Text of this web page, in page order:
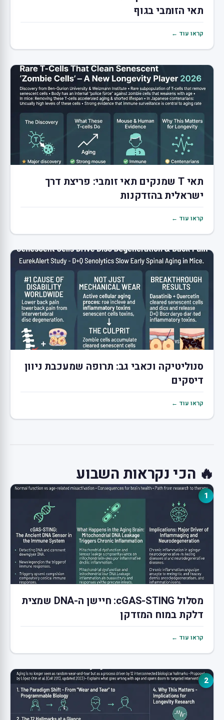
תאי הזומבי בגוף
קראו עוד ←
תאי T שמנקים תאי זומבי: פריצת דרך
ישראלית בהזדקנות
קראו עוד ←
סנוליטיקה וכאבי גב: תרופה שמעכבת ניוון
דיסקים
קראו עוד ←
🔥 הכי נקראות השבוע
1
מסלול cGAS-STING: חיישן ה-DNA שמצית
דלקת במוח המזדקן
קראו עוד ←
2